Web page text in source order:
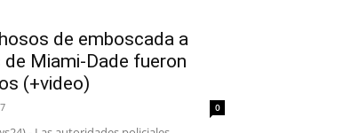
de emboscada a
Miami-Dade fueron
(+video)
0